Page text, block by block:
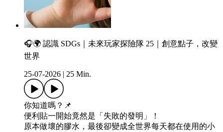
🎧🌍 認識 SDGs｜未來玩家探險隊 25｜創意點子，改變
世界
25-07-2026 25 Min.
你知道嗎？📌
便利貼一開始竟然是「失敗的發明」！
原本做壞的膠水，最後卻變成全世界每天都在使用的小